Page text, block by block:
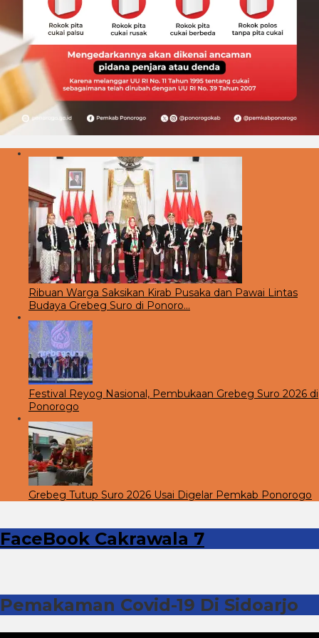
Ribuan Warga Saksikan Kirab Pusaka dan Pawai Lintas
Budaya Grebeg Suro di Ponoro…
Festival Reyog Nasional, Pembukaan Grebeg Suro 2026 di
Ponorogo
Grebeg Tutup Suro 2026 Usai Digelar Pemkab Ponorogo
FaceBook Cakrawala 7
Pemakaman Covid-19 Di Sidoarjo